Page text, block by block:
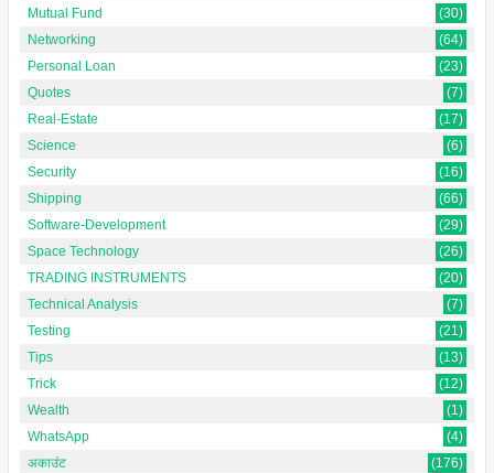
Mutual Fund
(30)
Networking
(64)
Personal Loan
(23)
Quotes
(7)
Real-Estate
(17)
Science
(6)
Security
(16)
Shipping
(66)
Software-Development
(29)
Space Technology
(26)
TRADING INSTRUMENTS
(20)
Technical Analysis
(7)
Testing
(21)
Tips
(13)
Trick
(12)
Wealth
(1)
WhatsApp
(4)
अकाउंट
(176)